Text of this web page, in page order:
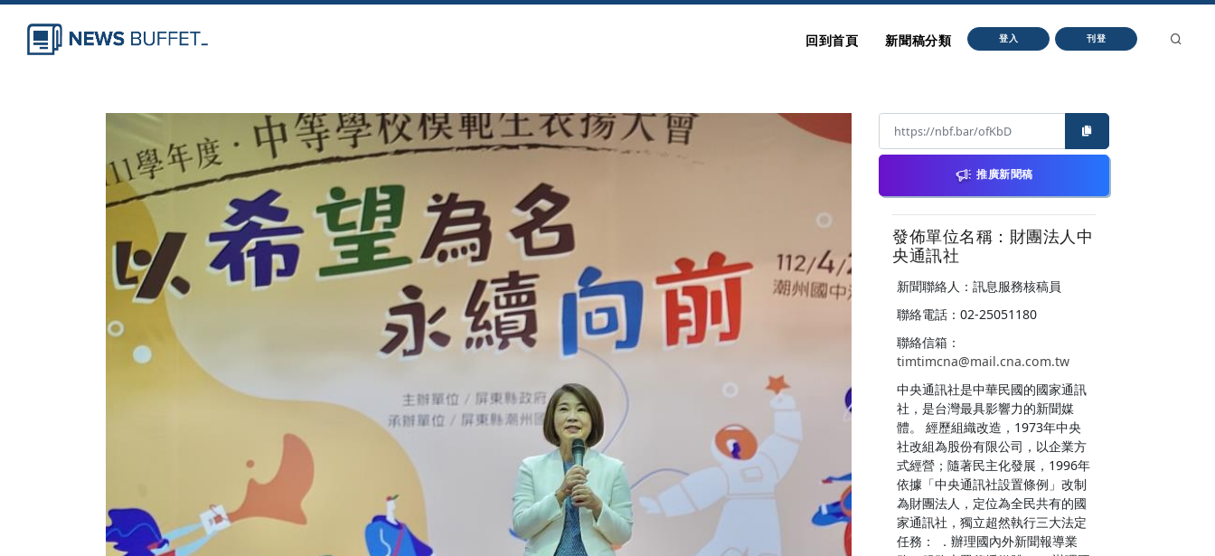
回到首頁 新聞稿分類 登入 刊登
推廣新聞稿
發佈單位名稱：財團法人中
央通訊社
新聞聯絡人：訊息服務核稿員
聯絡電話：02-25051180
聯絡信箱：
timtimcna@mail.cna.com.tw
中央通訊社是中華民國的國家通訊
社，是台灣最具影響力的新聞媒
體。 經歷組織改造，1973年中央
社改組為股份有限公司，以企業方
式經營；隨著民主化發展，1996年
依據「中央通訊社設置條例」改制
為財團法人，定位為全民共有的國
家通訊社，獨立超然執行三大法定
任務： ．辦理國內外新聞報導業